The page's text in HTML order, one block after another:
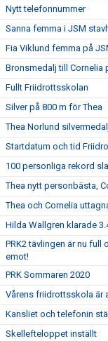
Nytt telefonnummer
Sanna femma i JSM
Fia Viklund femma på
Bronsmedalj till Cornelia
Fullt Friidrottsskolan
Silver på 800 m för Thea
Thea Norlund
Startdatum och tid
100 personliga rekord
Thea nytt personbästa,
Thea och Cornelia
Hilda Wallgren klarade
PRK2 tävlingen är nu full
emot!
PRK Sommaren 2020
Vårens friidrottsskola är
Kansliet och telefonin
Skellefteloppet inställt